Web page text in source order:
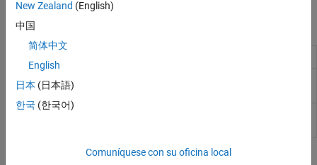
Bloques
Reference
Component
Adapter
New Zealand (English)
中国
简体中文
English
日本 (日本語)
한국 (한국어)
Comuníquese con su oficina local